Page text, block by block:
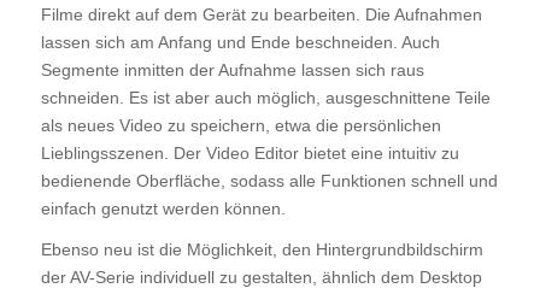
Filme direkt auf dem Gerät zu bearbeiten. Die Aufnahmen
lassen sich am Anfang und Ende beschneiden. Auch
Segmente inmitten der Aufnahme lassen sich raus
schneiden. Es ist aber auch möglich, ausgeschnittene Teile
als neues Video zu speichern, etwa die persönlichen
Lieblingsszenen. Der Video Editor bietet eine intuitiv zu
bedienende Oberfläche, sodass alle Funktionen schnell und
einfach genutzt werden können.
Ebenso neu ist die Möglichkeit, den Hintergrundbildschirm
der AV-Serie individuell zu gestalten, ähnlich dem Desktop